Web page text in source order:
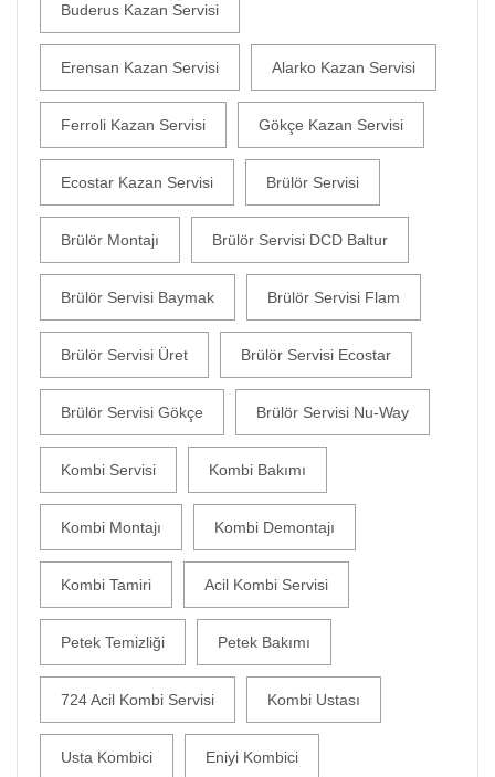
Buderus Kazan Servisi
Erensan Kazan Servisi Alarko Kazan Servisi
Ferroli Kazan Servisi Gökçe Kazan Servisi
Ecostar Kazan Servisi Brülör Servisi
Brülör Montajı Brülör Servisi DCD Baltur
Brülör Servisi Baymak Brülör Servisi Flam
Brülör Servisi Üret Brülör Servisi Ecostar
Brülör Servisi Gökçe Brülör Servisi Nu-Way
Kombi Servisi Kombi Bakımı
Kombi Montajı Kombi Demontajı
Kombi Tamiri Acil Kombi Servisi
Petek Temizliği Petek Bakımı
724 Acil Kombi Servisi Kombi Ustası
Usta Kombici Eniyi Kombici